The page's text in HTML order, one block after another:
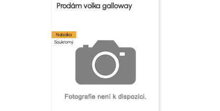
Prodám volka galloway
Nabídka
Soukromý